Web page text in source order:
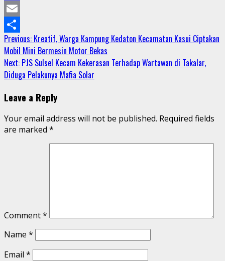
Mastodon
Email
Share
Continue
Reading
Previous: Kreatif, Warga Kampung Kedaton Kecamatan Kasui Ciptakan
Mobil Mini Bermesin Motor Bekas
Next: PJS Sulsel Kecam Kekerasan Terhadap Wartawan di Takalar,
Diduga Pelakunya Mafia Solar
Leave a Reply
Your email address will not be published. Required fields
are marked *
Comment*
Name *
Email *